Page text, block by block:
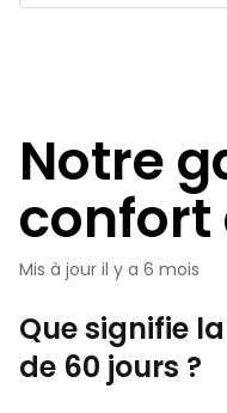
Notre
confort
Mis à jour il y a 6 mois
Que signifie
de 60 jours ?